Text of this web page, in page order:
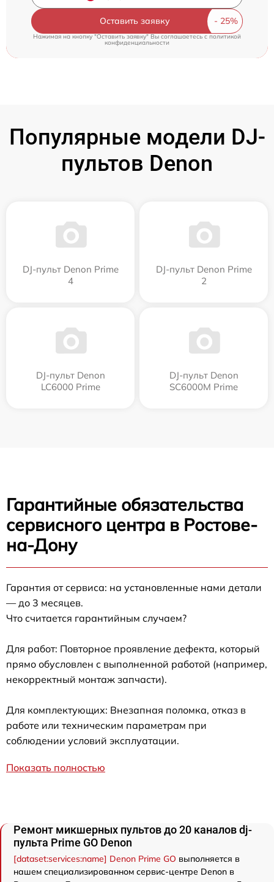
Оставить заявку
Нажимая на кнопку "Оставить заявку" Вы соглашаетесь c политикой
конфиденциальности
Популярные модели DJ-
пультов Denon
DJ-пульт Denon Prime
4
DJ-пульт Denon Prime
2
DJ-пульт Denon
LC6000 Prime
DJ-пульт Denon
SC6000M Prime
Гарантийные обязательства
сервисного центра в Ростове-
на-Дону
Гарантия от сервиса: на установленные нами детали
— до 3 месяцев.
Что считается гарантийным случаем?
Для работ: Повторное проявление дефекта, который
прямо обусловлен с выполненной работой (например,
некорректный монтаж запчасти).
Для комплектующих: Внезапная поломка, отказ в
работе или техническим параметрам при
соблюдении условий эксплуатации.
Показать полностью
Ремонт микшерных пультов до 20 каналов dj-
пульта Prime GO Denon
[dataset:services:name] Denon Prime GO выполняется в
нашем специализированном сервис-центре Denon в